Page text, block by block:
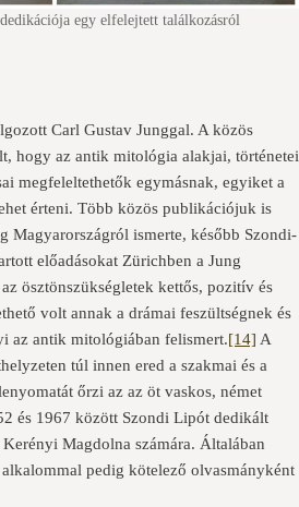
egy elfelejtett találkozásról
Carl Gustav Junggal. A közös
hogy az antik mitológia alakjai, történetei
megfeleltethetők egymásnak, egyiket a
érteni. Több közös publikációjuk is
Magyarországról ismerte, később Szondi-
előadásokat Zürichben a Jung
ösztönszükségletek kettős, pozitív és
volt annak a drámai feszültségnek és
az antik mitológiában felismert.[14] A
túl innen ered a szakmai és a
őrzi az az öt vaskos, német
és 1967 között Szondi Lipót dedikált
Magdolna számára. Általában
pedig kötelező olvasmányként